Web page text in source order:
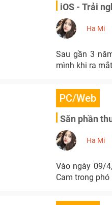
iOS - Trải
Ha Mi
Sau gần 3
mình khi ra
PC/Web
Săn phần
Ha Mi
Vào ngày 09/
Cam trong